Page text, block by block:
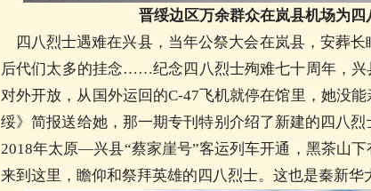
晋绥边区万余群众在岚县机场为四
四八烈士遇难在兴县，当年公祭大会在岚县，安葬
后代们太多的挂念……纪念四八烈士殉难七十周年，兴
对外开放，从国外运回的C-47飞机就停在馆里，她没
绥》简报送给她，那一期专刊特别介绍了新建的四八
2018年太原—兴县“蔡家崖号”客运列车开通，黑茶山
来到这里，瞻仰和祭拜英雄的四八烈士。这也是秦新